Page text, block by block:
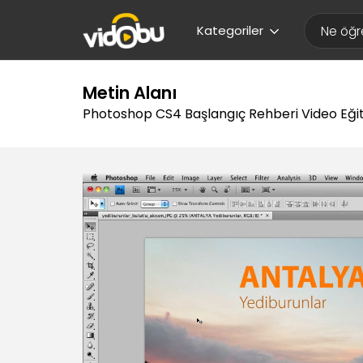
Kategoriler
Metin Alanı
Photoshop CS4 Başlangıç Rehberi Video